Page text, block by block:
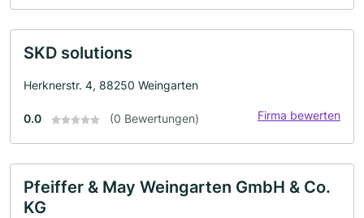
SKD solutions
Herknerstr. 4, 88250 Weingarten
0.0 (0 Bewertungen) Firma bewerten
Pfeiffer & May Weingarten GmbH & Co.
KG